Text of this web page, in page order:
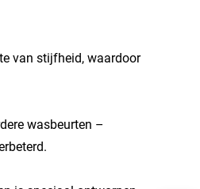
van stijfheid, waardoor
wasbeurten –